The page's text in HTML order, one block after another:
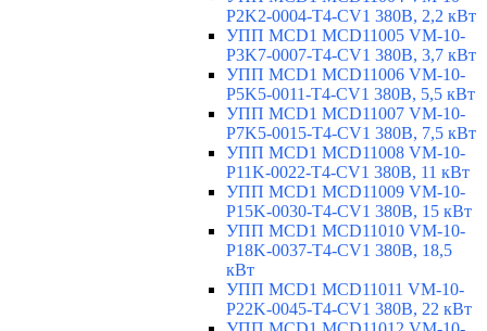
P2K2-0004-T4-CV1 380В, 2,2 кВт
УПП MCD1 MCD11005 VM-10-
P3K7-0007-T4-CV1 380В, 3,7 кВт
УПП MCD1 MCD11006 VM-10-
P5K5-0011-T4-CV1 380В, 5,5 кВт
УПП MCD1 MCD11007 VM-10-
P7K5-0015-T4-CV1 380В, 7,5 кВт
УПП MCD1 MCD11008 VM-10-
P11K-0022-T4-CV1 380В, 11 кВт
УПП MCD1 MCD11009 VM-10-
P15K-0030-T4-CV1 380В, 15 кВт
УПП MCD1 MCD11010 VM-10-
P18K-0037-T4-CV1 380В, 18,5
кВт
УПП MCD1 MCD11011 VM-10-
P22K-0045-T4-CV1 380В, 22 кВт